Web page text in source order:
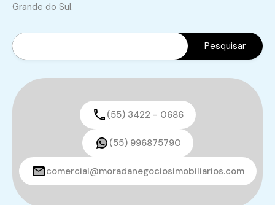
Grande do Sul.
(55) 3422 - 0686
(55) 996875790
comercial@moradanegociosimobiliarios.com